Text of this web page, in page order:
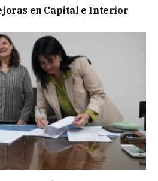
en Capital e Interior